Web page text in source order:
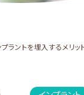
ラントを埋入するメリッ